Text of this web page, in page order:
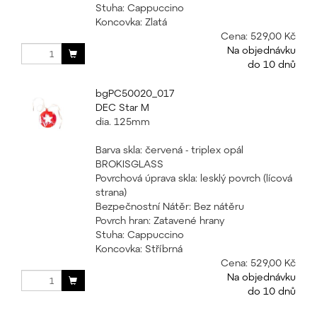
Stuha: Cappuccino
Koncovka: Zlatá
Cena: 529,00 Kč
Na objednávku
do 10 dnů
bgPC50020_017
DEC Star M
dia. 125mm
Barva skla: červená - triplex opál
BROKISGLASS
Povrchová úprava skla: lesklý povrch (lícová
strana)
Bezpečnostní Nátěr: Bez nátěru
Povrch hran: Zatavené hrany
Stuha: Cappuccino
Koncovka: Stříbrná
Cena: 529,00 Kč
Na objednávku
do 10 dnů